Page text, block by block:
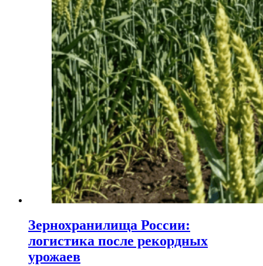
Зернохранилища России:
логистика после рекордных
урожаев